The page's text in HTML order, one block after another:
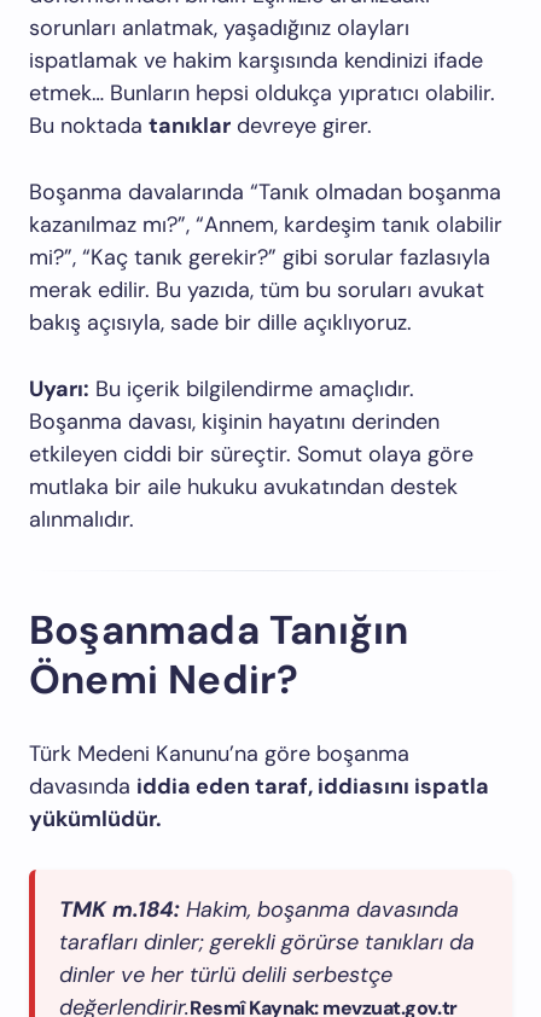
sorunları anlatmak, yaşadığınız olayları
ispatlamak ve hakim karşısında kendinizi ifade
etmek… Bunların hepsi oldukça yıpratıcı olabilir.
Bu noktada tanıklar devreye girer.
Boşanma davalarında “Tanık olmadan boşanma
kazanılmaz mı?”, “Annem, kardeşim tanık olabilir
mi?”, “Kaç tanık gerekir?” gibi sorular fazlasıyla
merak edilir. Bu yazıda, tüm bu soruları avukat
bakış açısıyla, sade bir dille açıklıyoruz.
Uyarı: Bu içerik bilgilendirme amaçlıdır.
Boşanma davası, kişinin hayatını derinden
etkileyen ciddi bir süreçtir. Somut olaya göre
mutlaka bir aile hukuku avukatından destek
alınmalıdır.
Boşanmada Tanığın
Önemi Nedir?
Türk Medeni Kanunu’na göre boşanma
davasında iddia eden taraf, iddiasını ispatla
yükümlüdür.
TMK m.184: Hakim, boşanma davasında
tarafları dinler; gerekli görürse tanıkları da
dinler ve her türlü delili serbestçe
değerlendirir.Resmî Kaynak:mevzuat.gov.tr